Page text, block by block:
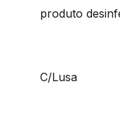
produto
C/Lusa